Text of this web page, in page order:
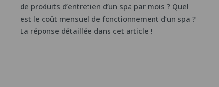
de produits d’entretien d’un spa par mois ? Quel
est le coût mensuel de fonctionnement d’un spa ?
La réponse détaillée dans cet article !